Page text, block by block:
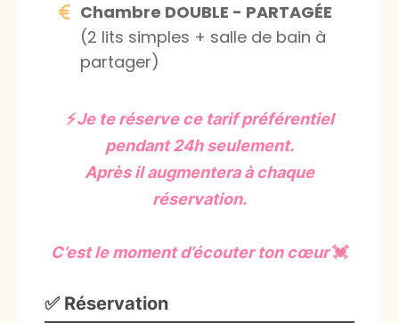
Chambre DOUBLE - PARTAGÉE
(2 lits simples + salle de bain à
partager)
⚡Je te réserve ce tarif préférentiel
pendant 24h seulement.
Après il augmentera à chaque
réservation.
C’est le moment d’écouter ton cœur💓
✅ Réservation